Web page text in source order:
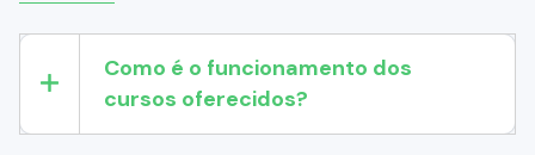
Como é o funcionamento dos
cursos oferecidos?